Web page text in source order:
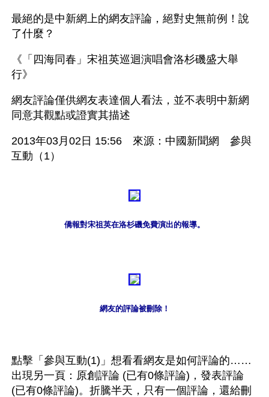
最絕的是中新網上的網友評論，絕對史無前例！說
了什麼？
《「四海同春」宋祖英巡迴演唱會洛杉磯盛大舉
行》
網友評論僅供網友表達個人看法，並不表明中新網
同意其觀點或證實其描述
2013年03月02日 15:56　來源：中國新聞網　參與
互動（1）
僑報對宋祖英在洛杉磯免費演出的報導。
網友的評論被刪除！
點擊「參與互動(1)」想看看網友是如何評論的……
出現另一頁：原創評論 (已有0條評論)，發表評論
(已有0條評論)。折騰半天，只有一個評論，還給刪